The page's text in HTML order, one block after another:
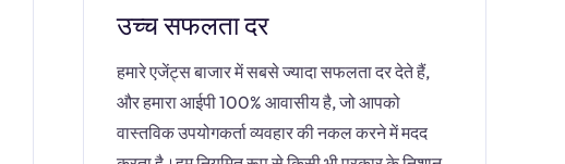
उच्च सफलता दर
हमारे एजेंट्स बाजार में सबसे ज्यादा सफलता दर देते हैं,
और हमारा आईपी 100% आवासीय है, जो आपको
वास्तविक उपयोगकर्ता व्यवहार की नकल करने में मदद